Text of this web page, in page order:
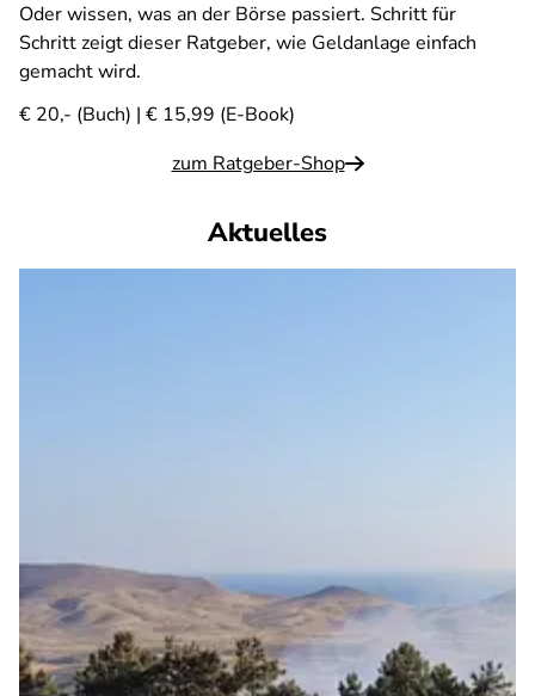
Oder wissen, was an der Börse passiert. Schritt für
Schritt zeigt dieser Ratgeber, wie Geldanlage einfach
gemacht wird.
€ 20,- (Buch) | € 15,99 (E-Book)
zum Ratgeber-Shop
Aktuelles